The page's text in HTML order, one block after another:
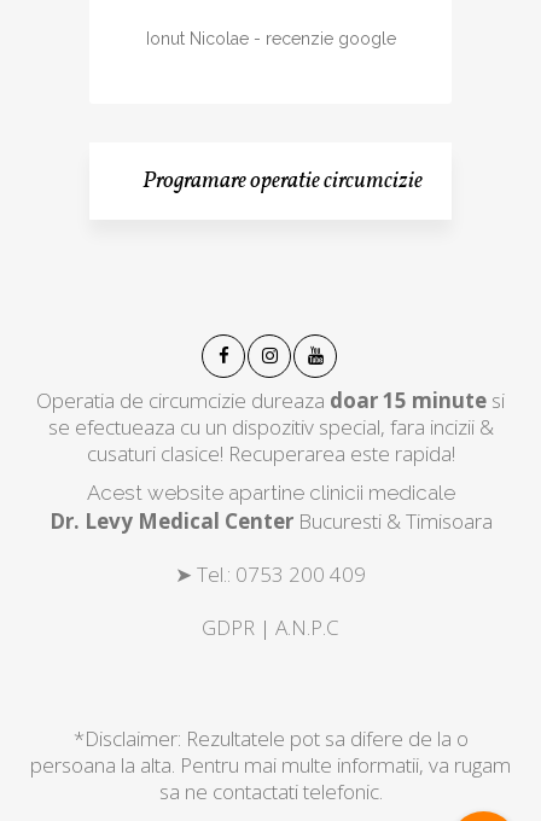
Ionut Nicolae- recenzie google
Programare operatie circumcizie
Operatia de circumcizie dureaza doar 15 minute si
se efectueaza cu un dispozitiv special, fara incizii &
cusaturi clasice! Recuperarea este rapida!
Acest website apartine clinicii medicale
Dr. Levy Medical CenterBucuresti & Timisoara
➤ Tel.: 0753 200 409
GDPR | A.N.P.C
*Disclaimer: Rezultatele pot sa difere de la o
persoana la alta. Pentru mai multe informatii, va rugam
sa ne contactati telefonic.